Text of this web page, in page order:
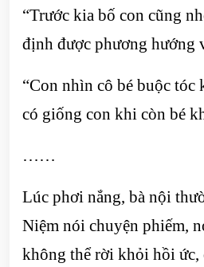
“Trước kia bố con cũng
định được phương hướng
“Con nhìn cô bé buộc tóc
có giống con khi còn bé
……
Lúc phơi nắng, bà nội
Niệm nói chuyện phiếm,
không thể rời khỏi hồi